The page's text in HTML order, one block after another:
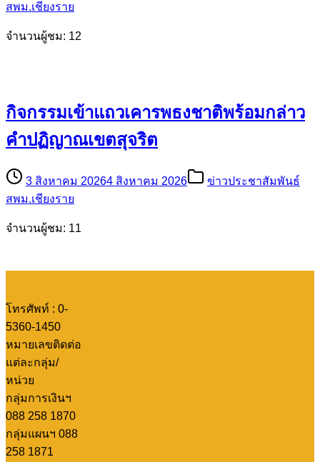
สพม.เชียงราย
จำนวนผู้ชม: 12
กิจกรรมเข้าแถวเคารพธงชาติพร้อมกล่าว
คำปฏิญาณเขตสุจริต
3 สิงหาคม 20264 สิงหาคม 2026
ข่าวประชาสัมพันธ์
สพม.เชียงราย
จำนวนผู้ชม: 11
โทรศัพท์ : 0-
5360-1450
หมายเลขติดต่อ
แต่ละกลุ่ม/
หน่วย
กลุ่มการเงินฯ
088 258 1870
กลุ่มแผนฯ 088
258 1871